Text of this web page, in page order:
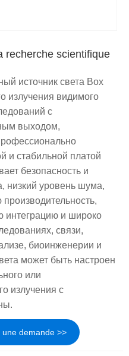
recherche scientifique
источник света Box
излучения видимого
с
выходом,
и стабильной платой
безопасность и
низкий уровень шума,
интеграцию и широко
связи,
биоинженерии и
может быть настроен
или
излучения с
une demande >>